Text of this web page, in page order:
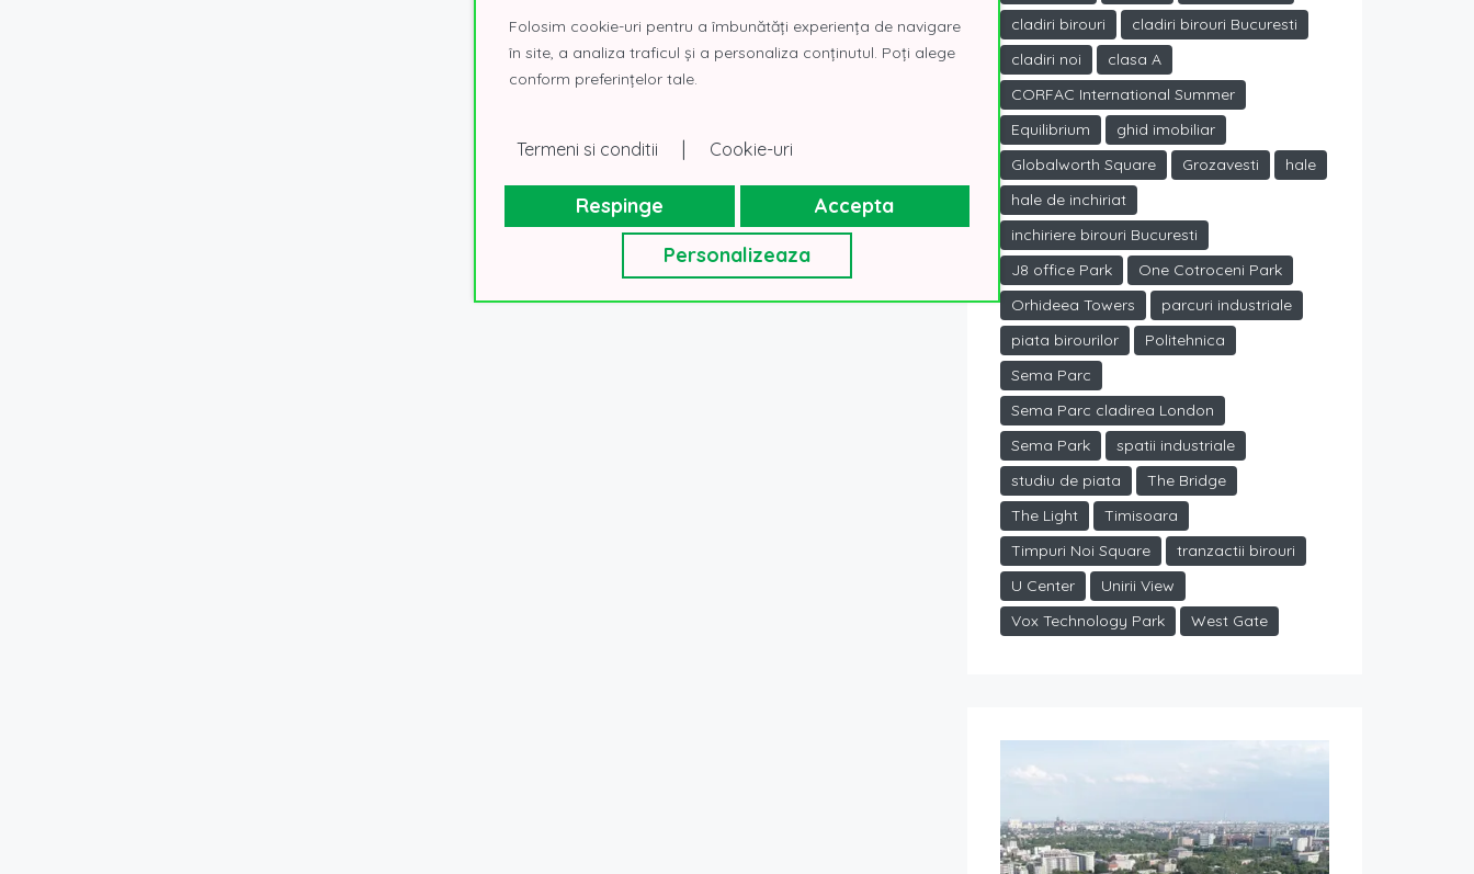
cladiri birouri
cladiri birouri Bucuresti
cladiri noi
clasa A
CORFAC International Summer
Equilibrium
ghid imobiliar
Globalworth Square
Grozavesti
hale
hale de inchiriat
inchiriere birouri Bucuresti
J8 office Park
One Cotroceni Park
Orhideea Towers
parcuri industriale
piata birourilor
Politehnica
Sema Parc
Sema Parc cladirea London
Sema Park
spatii industriale
studiu de piata
The Bridge
The Light
Timisoara
Timpuri Noi Square
tranzactii birouri
U Center
Unirii View
Vox Technology Park
West Gate
Folosim cookie-uri pentru a îmbunătăți experiența de navigare
în site, a analiza traficul și a personaliza conținutul. Poți alege
conform preferințelor tale.
Termeni si conditii | Cookie-uri
Respinge
Accepta
Personalizeaza